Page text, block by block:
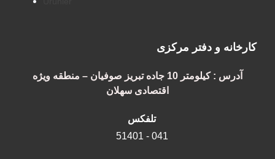
کارخانه و دفتر مرکزی
آدرس : کیلومتر 10 جاده تبریز صوفیان – منطقه ویژه
اقتصادی سهلان
تلفکس
51401 - 041